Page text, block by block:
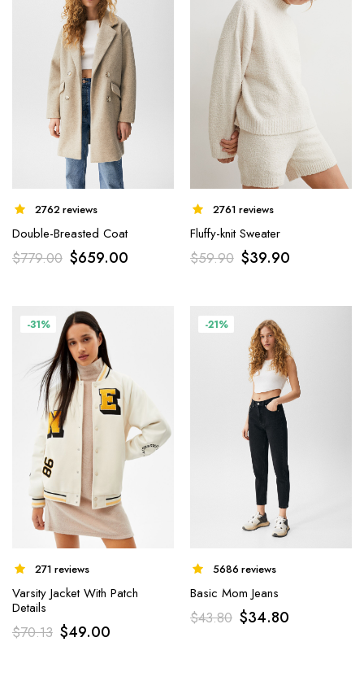
2762 reviews
Double-Breasted Coat
$779.00 $659.00
2761 reviews
Fluffy-knit Sweater
$59.90 $39.90
-31%
271 reviews
Varsity Jacket With Patch
Details
$70.13 $49.00
-21%
5686 reviews
Basic Mom Jeans
$43.80 $34.80